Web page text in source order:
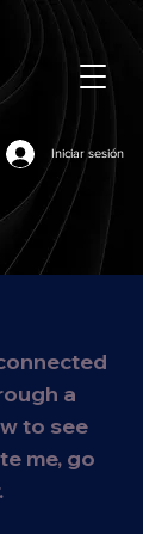
Iniciar sesión
a
to see
me, go